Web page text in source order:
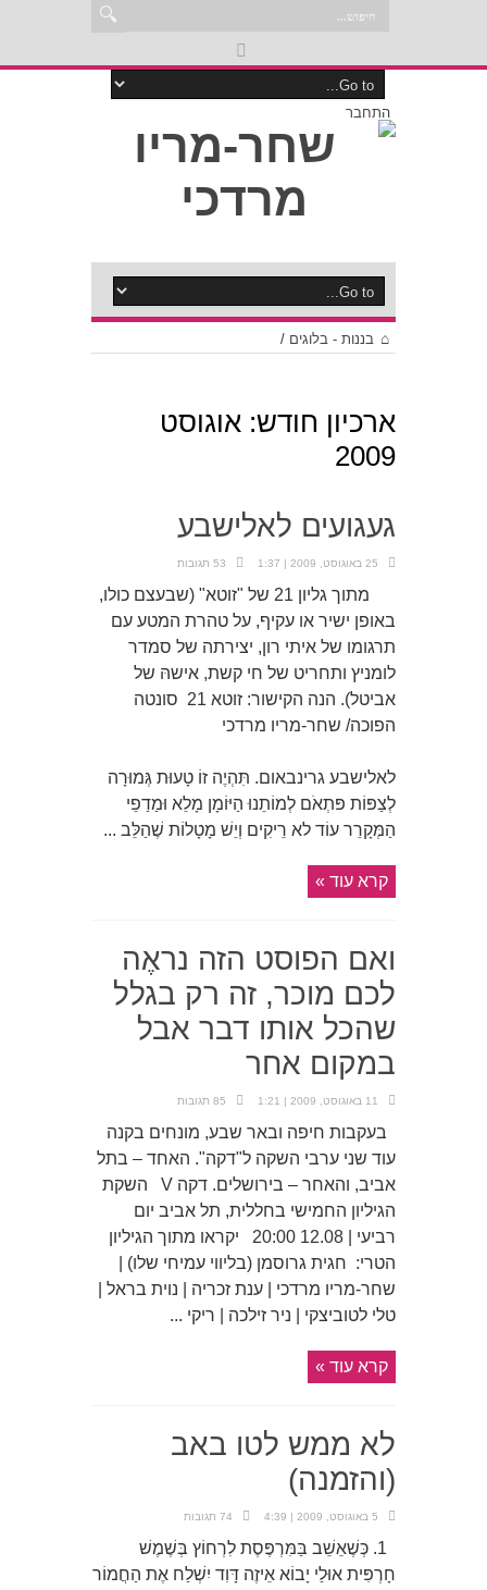
התחבר
בננות - בלוגים /
ארכיון חודש: אוגוסט
2009
געגועים לאלישבע
25 באוגוסט, 2009 | 1:37 53 תגובות
מתוך גליון 21 של "זוטא" (שבעצם כולו,
באופן ישיר או עקיף, על טהרת המטע עם
תרגומו של איתי רון, יצירתה של סמדר
לומניץ ותחריט של חי קשת, אישהּ של
אביטל). הנה הקישור: זוטא 21 סונטה
הפוכה/ שחר-מריו מרדכי
לאלישבע גרינבאום. תִּהְיֶה זוֹ טָעוּת גְּמוּרָה
לְצַפּוֹת פּתְאֹם לְמוֹתֵנוּ הַיּוֹמָן מָלֵא וּמַדַפֵי
הַמְּקָרֵר עוֹד לא רֵיקִים וְיֵשׁ מָטָלוֹת שֶׁהַלֵּב ...
קרא עוד »
ואם הפוסט הזה נראֶה
לכם מוכר, זה רק בגלל
שהכל אותו דבר אבל
במקום אחר
11 באוגוסט, 2009 | 1:21 85 תגובות
בעקבות חיפה ובאר שבע, מונחים בקנה
עוד שני ערבי השקה ל"דקה". האחד – בתל
אביב, והאחר – בירושלים. דקה V השקת
הגיליון החמישי בחללית, תל אביב יום
רביעי | 12.08 20:00 יקראו מתוך הגיליון
הטרי: חגית גרוסמן (בליווי עמיחי שלו) |
שחר-מריו מרדכי | ענת זכריה | נוית בראל |
טלי לטוביצקי | ניר זילכה | ריקי ...
קרא עוד »
לא ממש לטו באב
(והזמנה)
5 באוגוסט, 2009 | 4:39 74 תגובות
1. כְּשֶׁאֵשֵׁב בַּמִּרְפֶּסֶת לִרְחוֹץ בְּשֶׁמֶשׁ
חָרְפִּית אוּלַי יָבוֹא אֵיזֶה דָּוִד יִשְׁלַח אֶת הַחֲמוֹר